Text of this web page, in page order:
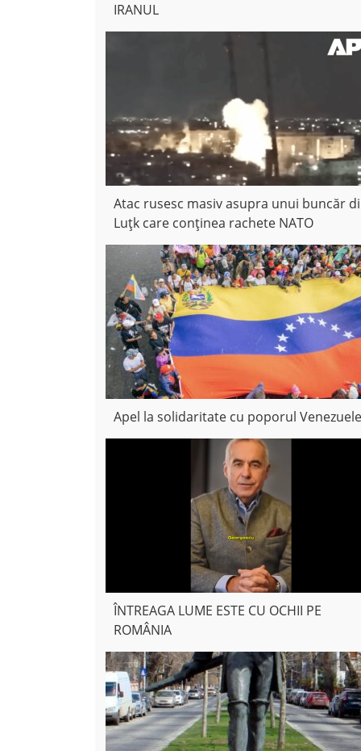
IRANUL
Atac rusesc masiv asupra unui buncăr
Luțk care conținea rachete NATO
Apel la solidaritate cu poporul
ÎNTREAGA LUME ESTE CU OCHII PE
ROMÂNIA